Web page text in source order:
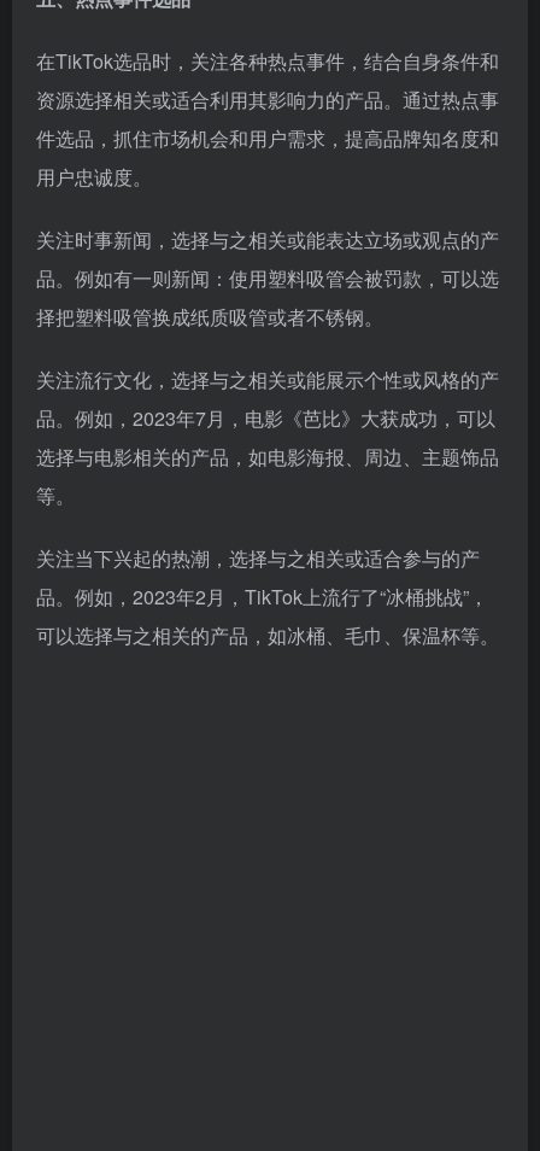
在TikTok选品时，关注各种热点事件，结合自身条件和
资源选择相关或适合利用其影响力的产品。通过热点事
件选品，抓住市场机会和用户需求，提高品牌知名度和
用户忠诚度。
关注时事新闻，选择与之相关或能表达立场或观点的产
品。例如有一则新闻：使用塑料吸管会被罚款，可以选
择把塑料吸管换成纸质吸管或者不锈钢。
关注流行文化，选择与之相关或能展示个性或风格的产
品。例如，2023年7月，电影《芭比》大获成功，可以
选择与电影相关的产品，如电影海报、周边、主题饰品
等。
关注当下兴起的热潮，选择与之相关或适合参与的产
品。例如，2023年2月，TikTok上流行了“冰桶挑战”，
可以选择与之相关的产品，如冰桶、毛巾、保温杯等。